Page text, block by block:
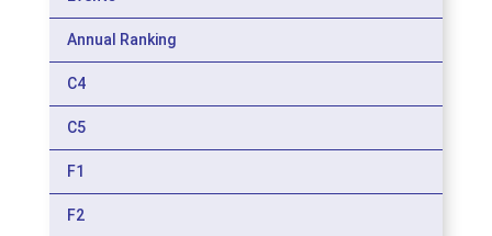
Annual Ranking
C4
C5
F1
F2